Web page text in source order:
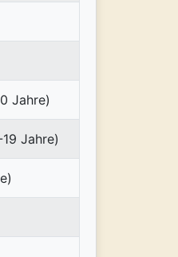
Jahre)
Jahre)